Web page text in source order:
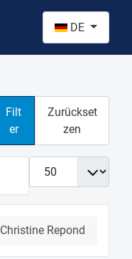
DE
Filt
er
Zurückset
zen
Anzeige #
Christine Repond